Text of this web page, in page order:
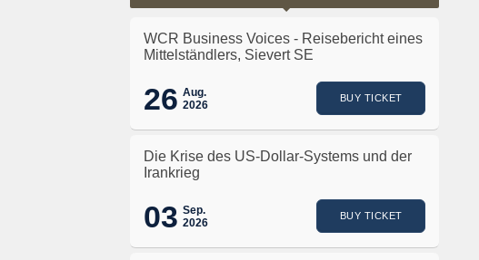
WCR Business Voices - Reisebericht eines
Mittelständlers, Sievert SE
26 Aug.
2026
BUY TICKET
Die Krise des US-Dollar-Systems und der
Irankrieg
03 Sep.
2026
BUY TICKET